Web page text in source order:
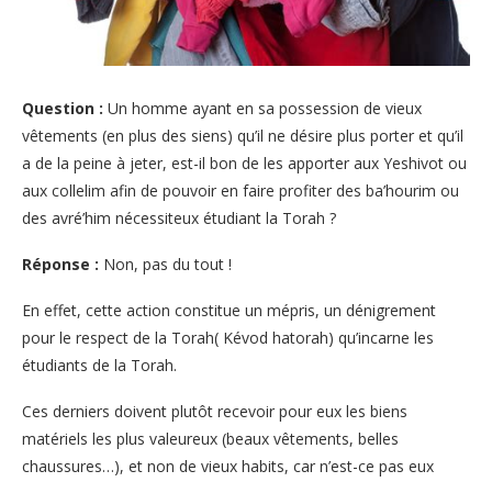
Question : Un homme ayant en sa possession de vieux
vêtements (en plus des siens) qu’il ne désire plus porter et qu’il
a de la peine à jeter, est-il bon de les apporter aux Yeshivot ou
aux collelim afin de pouvoir en faire profiter des ba’hourim ou
des avré’him nécessiteux étudiant la Torah ?
Réponse : Non, pas du tout !
En effet, cette action constitue un mépris, un dénigrement
pour le respect de la Torah( Kévod hatorah) qu’incarne les
étudiants de la Torah.
Ces derniers doivent plutôt recevoir pour eux les biens
matériels les plus valeureux (beaux vêtements, belles
chaussures…), et non de vieux habits, car n’est-ce pas eux